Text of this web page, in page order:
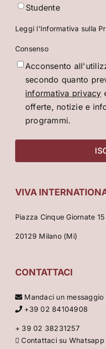
Studente
Leggi l'Informativa sulla
Consenso
Acconsento
secondo quanto
informativa privacy
offerte, notizie e
programmi.
VIVA
Piazza Cinque Giornate 15
20129 Milano (Mi)
CONTATTACI
Mandaci un messaggio
+39 02 84104908
+ 39 02 38231257
Contattaci su Whatsapp